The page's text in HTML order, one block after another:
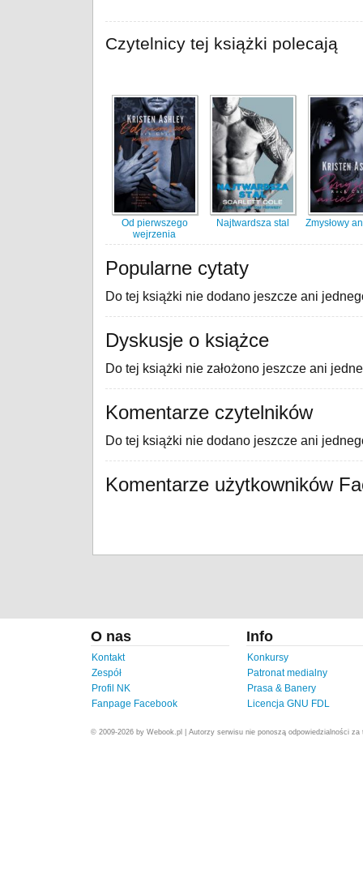
Czytelnicy tej książki polecają
Od pierwszego
wejrzenia
Najtwardsza stal Zmysłowy
Popularne cytaty
Do tej książki nie dodano jeszcze ani
Dyskusje o książce
Do tej książki nie założono jeszcze ani
Komentarze czytelników
Do tej książki nie dodano jeszcze ani
Komentarze użytkowników
O nas
Kontakt
Zespół
Profil NK
Fanpage Facebook
Info
Konkursy
Patronat medialny
Prasa & Banery
Licencja GNU FDL
© 2009-2026 by Webook.pl | Autorzy serwisu nie ponoszą odpowiedzialności